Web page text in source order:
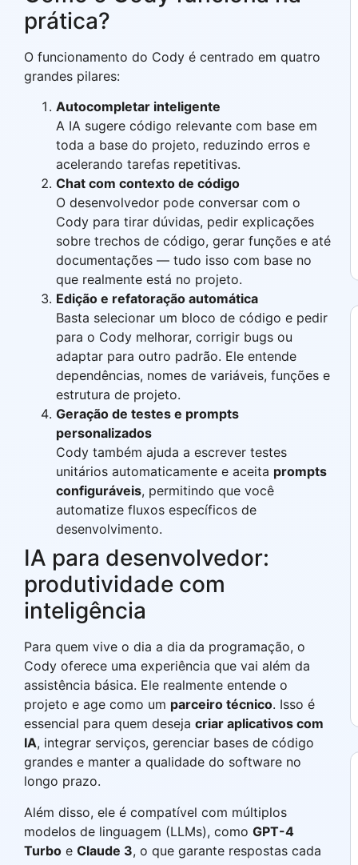
prática?
O funcionamento do Cody é centrado em quatro
grandes pilares:
Autocompletar inteligente
A IA sugere código relevante com base em
toda a base do projeto, reduzindo erros e
acelerando tarefas repetitivas.
Chat com contexto de código
O desenvolvedor pode conversar com o
Cody para tirar dúvidas, pedir explicações
sobre trechos de código, gerar funções e até
documentações — tudo isso com base no
que realmente está no projeto.
Edição e refatoração automática
Basta selecionar um bloco de código e pedir
para o Cody melhorar, corrigir bugs ou
adaptar para outro padrão. Ele entende
dependências, nomes de variáveis, funções e
estrutura de projeto.
Geração de testes e prompts
personalizados
Cody também ajuda a escrever testes
unitários automaticamente e aceita prompts
configuráveis, permitindo que você
automatize fluxos específicos de
desenvolvimento.
IA para desenvolvedor:
produtividade com
inteligência
Para quem vive o dia a dia da programação, o
Cody oferece uma experiência que vai além da
assistência básica. Ele realmente entende o
projeto e age como um parceiro técnico. Isso é
essencial para quem deseja criar aplicativos com
IA, integrar serviços, gerenciar bases de código
grandes e manter a qualidade do software no
longo prazo.
Além disso, ele é compatível com múltiplos
modelos de linguagem (LLMs), como GPT-4
Turbo e Claude 3, o que garante respostas cada